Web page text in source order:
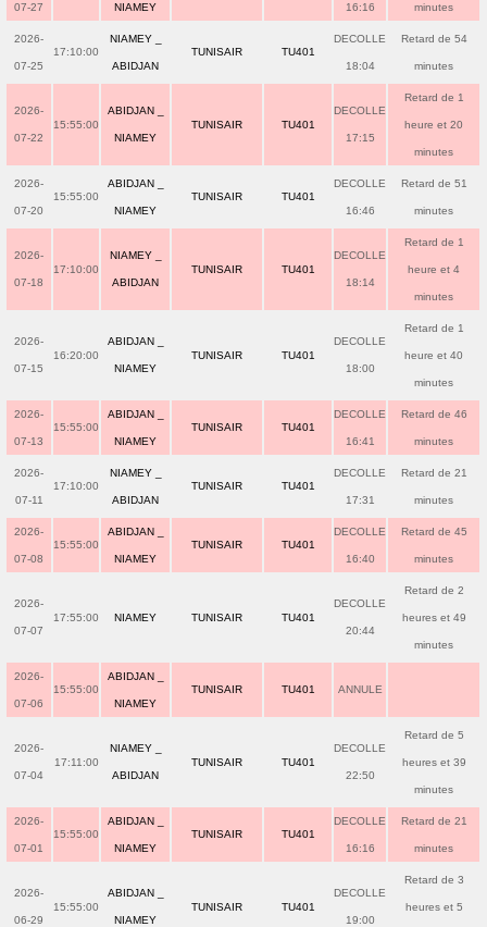
07-27 NIAMEY 16:16 minutes
2026-
07-25
17:10:00
NIAMEY _
ABIDJAN
TUNISAIR TU401
DECOLLE
18:04
Retard de 54
minutes
2026-
07-22
15:55:00
ABIDJAN _
NIAMEY
TUNISAIR TU401
DECOLLE
17:15
Retard de 1
heure et 20
minutes
2026-
07-20
15:55:00
ABIDJAN _
NIAMEY
TUNISAIR TU401
DECOLLE
16:46
Retard de 51
minutes
2026-
07-18
17:10:00
NIAMEY _
ABIDJAN
TUNISAIR TU401
DECOLLE
18:14
Retard de 1
heure et 4
minutes
2026-
07-15
16:20:00
ABIDJAN _
NIAMEY
TUNISAIR TU401
DECOLLE
18:00
Retard de 1
heure et 40
minutes
2026-
07-13
15:55:00
ABIDJAN _
NIAMEY
TUNISAIR TU401
DECOLLE
16:41
Retard de 46
minutes
2026-
07-11
17:10:00
NIAMEY _
ABIDJAN
TUNISAIR TU401
DECOLLE
17:31
Retard de 21
minutes
2026-
07-08
15:55:00
ABIDJAN _
NIAMEY
TUNISAIR TU401
DECOLLE
16:40
Retard de 45
minutes
2026-
07-07
17:55:00 NIAMEY TUNISAIR TU401
DECOLLE
20:44
Retard de 2
heures et 49
minutes
2026-
07-06
15:55:00
ABIDJAN _
NIAMEY
TUNISAIR TU401 ANNULE
2026-
07-04
17:11:00
NIAMEY _
ABIDJAN
TUNISAIR TU401
DECOLLE
22:50
Retard de 5
heures et 39
minutes
2026-
07-01
15:55:00
ABIDJAN _
NIAMEY
TUNISAIR TU401
DECOLLE
16:16
Retard de 21
minutes
2026-
06-29
15:55:00
ABIDJAN _
NIAMEY
TUNISAIR TU401
DECOLLE
19:00
Retard de 3
heures et 5